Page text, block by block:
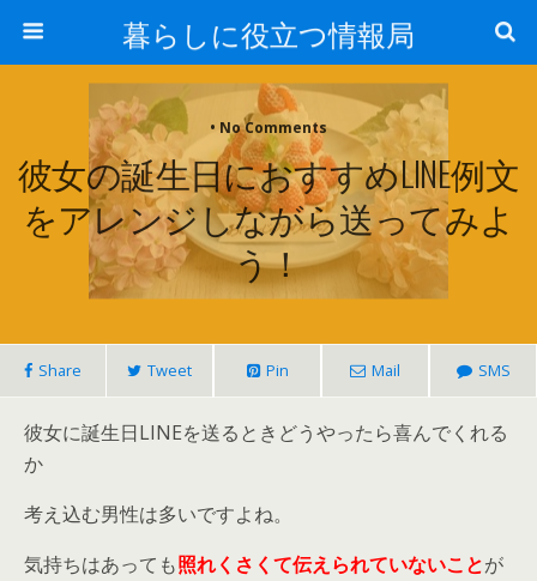
暮らしに役立つ情報局
• No Comments
彼女の誕生日におすすめLINE例文
をアレンジしながら送ってみよ
う！
Share Tweet Pin Mail SMS
彼女に誕生日LINEを送るときどうやったら喜んでくれる
か
考え込む男性は多いですよね。
気持ちはあっても照れくさくて伝えられていないことが